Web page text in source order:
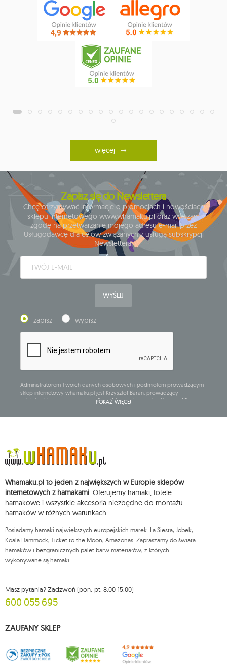
więcej
Zapisz się do Newslettera
Chcę otrzymywać informacje o promocjach i nowościach
sklepu internetowego www.whamaku.pl oraz wyrażam
zgodę na przetwarzanie mojego adresu e-mail przez
Usługodawcę dla celów związanych z usługą subskrypcji
Newslettera.
WYŚLIJ
zapisz wypisz
Administratorem Twoich danych osobowych i podmiotem prowadzącym
sklep internetowy whamaku.pl jest Krzysztof Baran, prowadzący
działalność gospodarczą pod firmą: Mouton Interactive Krzysztof Baran
Dane będą przetwarzane w celu wysyłki newslettera i przechowywane do
chwili rezygnacji z subskrypcji.
Przysługuje Ci prawo do żądania dostępu do swoich danych osobowych,
sprzeciwu wobec przetwarzania swoich danych oraz prawo do
wniesienia skargi do organu nadzorczego oraz cofnięcia zgody w
dowolnym momencie bez wpływu na zgodność z prawem przetwarzania,
którego dokonano na podstawie zgody przed jej cofnięciem. W tym celu
możesz kontaktować się z działem obsługi klienta Mouton Interactive pod
Więcej informacji: www.mouton.pl/ODO
POKAŻ WIĘCEJ
Whamaku.pl to jeden z największych w Europie sklepów
internetowych z hamakami. Oferujemy hamaki, fotele
hamakowe i wszystkie akcesoria niezbędne do montażu
hamaków w różnych warunkach.
Posiadamy hamaki największych europejskich marek: La Siesta, Jobek,
Koala Hammock, Ticket to the Moon, Amazonas. Zapraszamy do świata
hamaków i bezgranicznych palet barw materiałów, z których
wykonywane są hamaki.
Masz pytania? Zadzwoń (pon.-pt. 8:00-15:00)
600 055 695
ZAUFANY SKLEP